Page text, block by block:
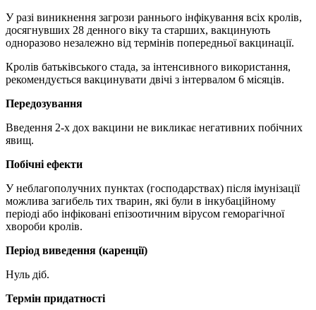
У разі виникнення загрози раннього інфікування всіх кролів,
досягнувших 28 денного віку та старших, вакцинують
одноразово незалежно від термінів попередньої вакцинації.
Кролів батьківського стада, за інтенсивного використання,
рекомендується вакцинувати двічі з інтервалом 6 місяців.
Передозування
Введення 2-х дох вакцини не викликає негативних побічних
явищ.
Побічні ефекти
У неблагополучних пунктах (господарствах) після імунізації
можлива загибель тих тварин, які були в інкубаційному
періоді або інфіковані епізоотичним вірусом геморагічної
хвороби кролів.
Період виведення (каренції)
Нуль діб.
Термін придатності